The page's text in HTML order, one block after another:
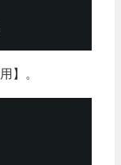
】。